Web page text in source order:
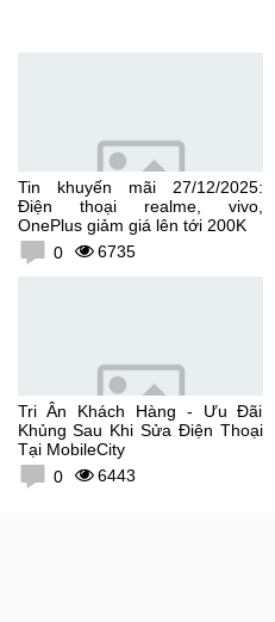
Tin khuyến mãi 27/12/2025:
Điện thoại realme, vivo,
OnePlus giảm giá lên tới 200K
0
6735
Tri Ân Khách Hàng - Ưu Đãi
Khủng Sau Khi Sửa Điện Thoại
Tại MobileCity
0
6443